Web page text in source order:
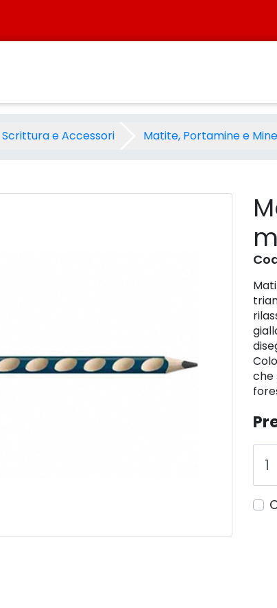
per mancini - pz.6
Scrittura e Accessori Matite, Portamine e Mine
che